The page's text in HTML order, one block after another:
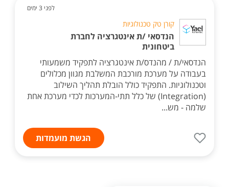
לפני 3 ימים
קורן טק טכנולוגיות
הנדסאי /ת אינטגרציה לחברת
ביטחונית
הנדסאי/ת / מהנדס/ת אינטגרציה לתפקיד משמעותי
בעבודה על מערכת מורכבת המשלבת מגוון מכלולים
וטכנולוגיות. התפקיד כולל הובלת תהליך השילוב
(Integration) של כלל תתי-המערכות לכדי מערכת אחת
שלמה - מש...
הגשת מועמדות